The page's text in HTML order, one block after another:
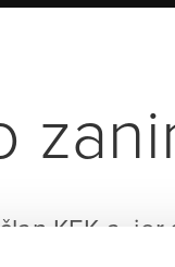
KEK-a,